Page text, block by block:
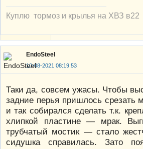
Куплю тормоз и крылья на ХВЗ в22
EndoSteel
10-08-2021 08:19:53
Таки да, совсем ужасы. Чтобы
задние перья пришлось срезать
и так собирался сделать т.к.
хлипкой пластине — мрак.
трубчатый мостик — стало
сидушка справилась. Зато